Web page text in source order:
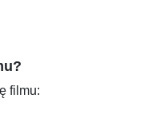
filmu: